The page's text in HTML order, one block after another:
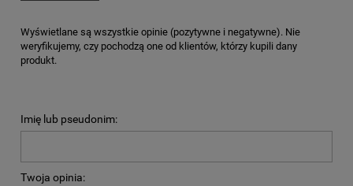
Wyświetlane są wszystkie opinie (pozytywne i negatywne). Nie
weryfikujemy, czy pochodzą one od klientów, którzy kupili dany
produkt.
Imię lub pseudonim:
Twoja opinia: